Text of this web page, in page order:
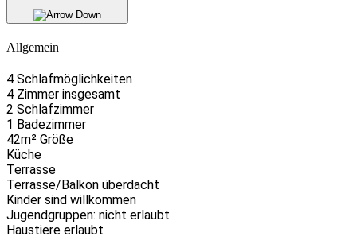
Allgemein
4 Schlafmöglichkeiten
4 Zimmer insgesamt
2 Schlafzimmer
1 Badezimmer
42m² Größe
Küche
Terrasse
Terrasse/Balkon überdacht
Kinder sind willkommen
Jugendgruppen: nicht erlaubt
Haustiere erlaubt